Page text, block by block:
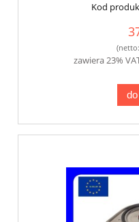
Kod
(netto:
zawiera 23%